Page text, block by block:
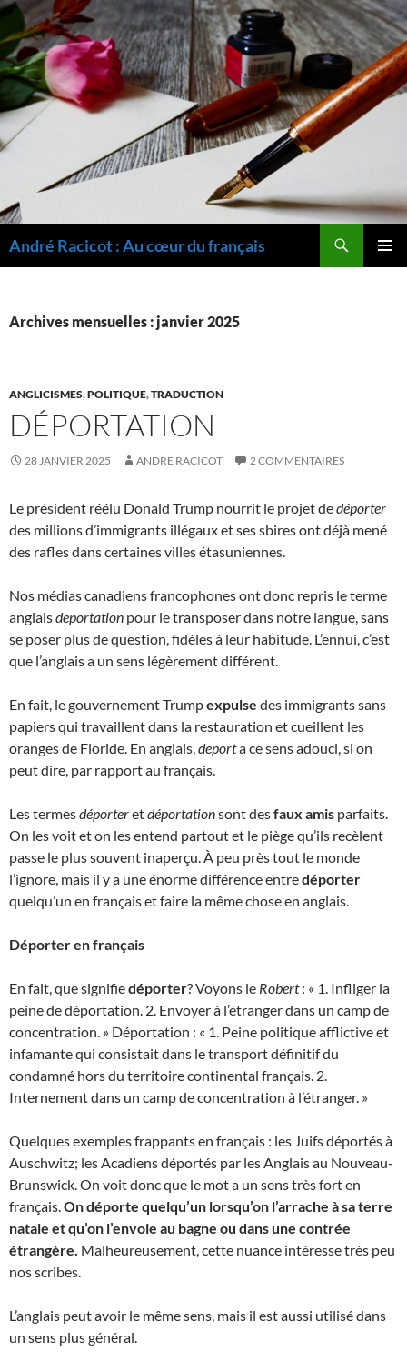
André Racicot : Au cœur du français
Archives mensuelles : janvier 2025
ANGLICISMES,POLITIQUE,TRADUCTION
DÉPORTATION
28 JANVIER 2025 ANDRE RACICOT 2 COMMENTAIRES
Le président réélu Donald Trump nourrit le projet dedéporter
des millions d’immigrants illégaux et ses sbires ont déjà mené
des rafles dans certaines villes étasuniennes.
Nos médias canadiens francophones ont donc repris le terme
anglaisdeportation pour le transposer dans notre langue, sans
se poser plus de question, fidèles à leur habitude. L’ennui, c’est
que l’anglais a un sens légèrement différent.
En fait, le gouvernement Trumpexpulse des immigrants sans
papiers qui travaillent dans la restauration et cueillent les
oranges de Floride. En anglais,deporta ce sens adouci, si on
peut dire, par rapport au français.
Les termesdéporteretdéportationsont desfaux amis parfaits.
On les voit et on les entend partout et le piège qu’ils recèlent
passe le plus souvent inaperçu. À peu près tout le monde
l’ignore, mais il y a une énorme différence entredéporter
quelqu’un en français et faire la même chose en anglais.
Déporter en français
En fait, que signifiedéporter? Voyons le Robert: « 1. Infliger la
peine de déportation. 2. Envoyer à l’étranger dans un camp de
concentration. » Déportation : « 1. Peine politique afflictive et
infamante qui consistait dans le transport définitif du
condamné hors du territoire continental français. 2.
Internement dans un camp de concentration à l’étranger. »
Quelques exemples frappants en français : les Juifs déportés à
Auschwitz; les Acadiens déportés par les Anglais au Nouveau-
Brunswick. On voit donc que le mot a un sens très fort en
français.On déporte quelqu’un lorsqu’on l’arrache à sa terre
natale et qu’on l’envoie au bagne ou dans une contrée
étrangère. Malheureusement, cette nuance intéresse très peu
nos scribes.
L’anglais peut avoir le même sens, mais il est aussi utilisé dans
un sens plus général.